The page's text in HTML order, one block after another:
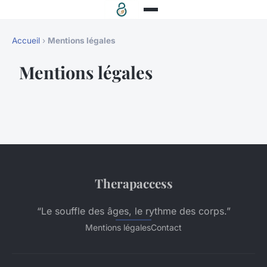
Accueil › Mentions légales
Mentions légales
Therapaccess
“Le souffle des âges, le rythme des corps.”
Mentions légalesContact